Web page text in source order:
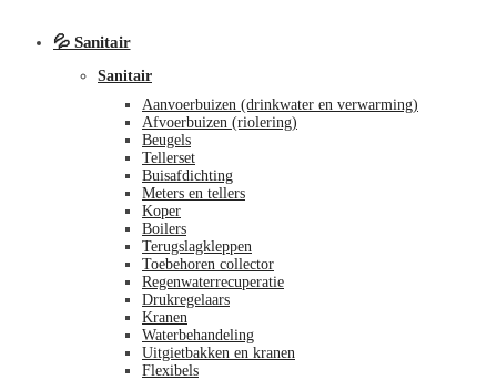
💦 Sanitair
Sanitair
Aanvoerbuizen (drinkwater en verwarming)
Afvoerbuizen (riolering)
Beugels
Tellerset
Buisafdichting
Meters en tellers
Koper
Boilers
Terugslagkleppen
Toebehoren collector
Regenwaterrecuperatie
Drukregelaars
Kranen
Waterbehandeling
Uitgietbakken en kranen
Flexibels